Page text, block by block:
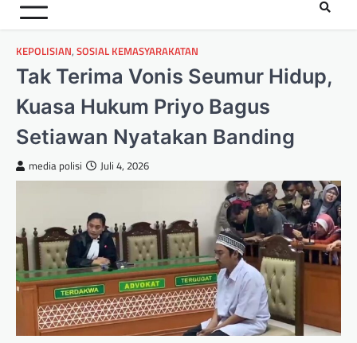
KEPOLISIAN, SOSIAL KEMASYARAKATAN
Tak Terima Vonis Seumur Hidup,
Kuasa Hukum Priyo Bagus
Setiawan Nyatakan Banding
media polisi Juli 4, 2026